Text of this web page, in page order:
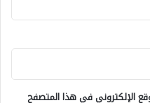
الإلكتروني في هذا المتصفح